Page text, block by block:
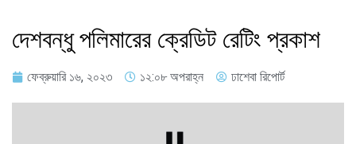
দেশবন্ধু পলিমারের ক্রেডিট রেটিং প্রকাশ
ফেব্রুয়ারি ১৬, ২০২৩ ১২:০৮ অপরাহ্ন ঢাশেবা রিপোর্ট